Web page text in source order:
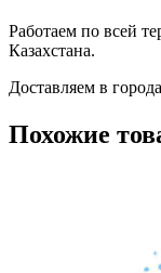
Работаем по всей
Казахстана.
Доставляем в
Похожие